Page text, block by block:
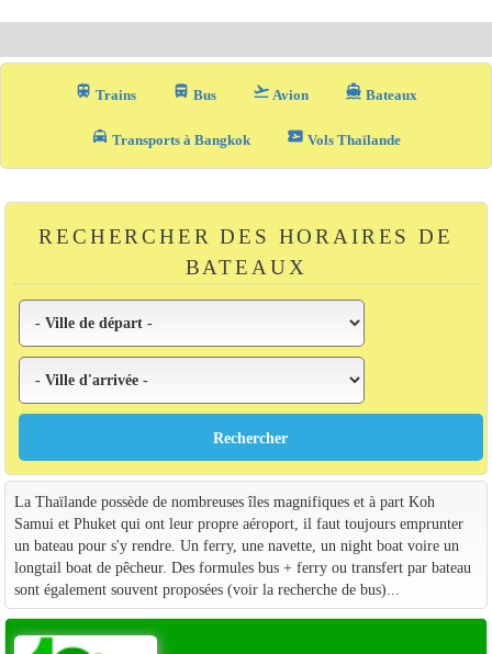
train Trains directions_bus_filled Bus flight_takeoff Avion directions_boat Bateaux
local_taxi Transports à Bangkok airplane_ticket Vols Thaïlande
RECHERCHER DES HORAIRES DE
BATEAUX
La Thaïlande possède de nombreuses îles magnifiques et à part Koh
Samui et Phuket qui ont leur propre aéroport, il faut toujours emprunter
un bateau pour s'y rendre. Un ferry, une navette, un night boat voire un
longtail boat de pêcheur. Des formules bus + ferry ou transfert par bateau
sont également souvent proposées (voir la recherche de bus)...